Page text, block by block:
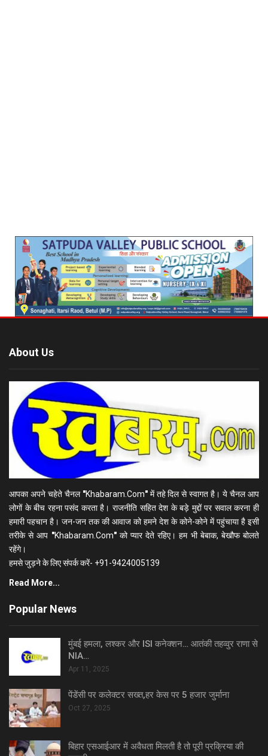
About Us
आपका अपने चहेते चैनल "Khabaram.Com"में तहे दिल से स्वागत है। ये चैनल आप
लोगों के बीच रहना पसंद करता है। राजनीति सहित देश के बड़े मुद्दों पर सवाल करना ही
हमारी पहचान है। जन-जन तक की आवाज को हमने देश के कोने-कोने में पहुंचाया है इसी
तरीके से आप "Khabaram.Com"को प्यार देते रहिए। हम भी बेबाक, बेखौफ बोलते
रहेंगे।
हमसे जुड़ने के लिए संपर्क करें- +91-9424005139
Read More...
Popular News
मुंबई हमला, लश्कर और ISI कनेक्शन… आतंकी तहव्वुर राणा से
NIA…
Apr 11, 2025
पेंडेंसी पर कलेक्टर सख्त,हर केस पर 5 हजार जुर्माना
Oct 27, 2025
बिहार एसआईआर में अवैधता मिलती है तो पूरी प्रक्रिया की